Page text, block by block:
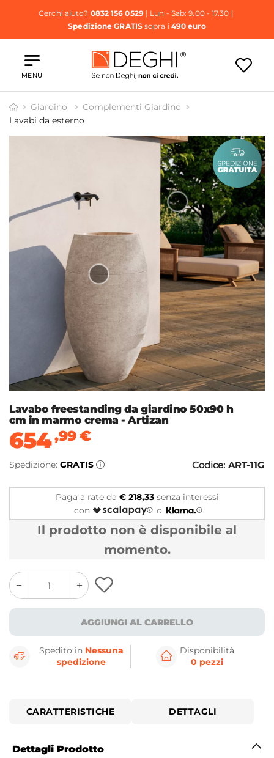
Cerchi aiuto? 0832 156 0529| Lun - Sab: 9.00 - 17.30 |
Spedizione GRATISsopra i 490 euro
MENU
Giardino
Complementi Giardino
Lavabi da esterno
Lavabo freestanding da giardino 50x90 h
cm in marmo crema - Artizan
654,99€
Spedizione: GRATIS Codice: ART-11G
Paga a rate da € 218,33senza interessi
con
o
Il prodotto non è disponibile al
momento.
quantity
button
quantity
minus
button
AGGIUNGI AL CARRELLO
Spedito in Nessuna
spedizione
Disponibilità
0 pezzi
CARATTERISTICHE DETTAGLI
Dettagli Prodotto